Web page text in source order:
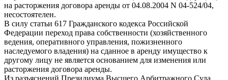
на расторжения договора аренды от 04.08.2004 N 04-524/04,
несостоятелен.
В силу статьи 617 Гражданского кодекса Российской
Федерации переход права собственности (хозяйственного
ведения, оперативного управления, пожизненного
наследуемого владения) на сданное в аренду имущество к
другому лицу не является основанием для изменения или
расторжения договора аренды.
Из разъяснений Президиума Высшего Арбитражного Суда